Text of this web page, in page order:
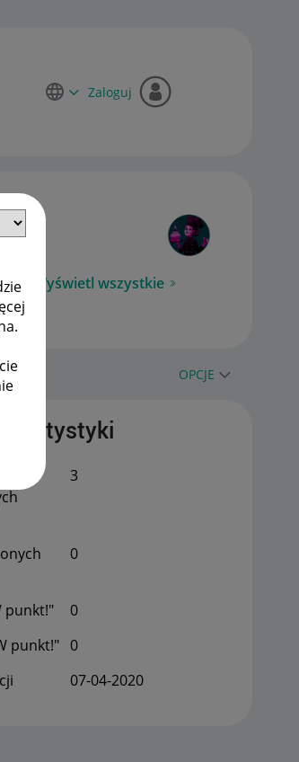
Zaloguj
Wyświetl wszystkie
OPCJE
statystyki
3
0
punkt!"
0
punkt!" 0
‎07-04-2020